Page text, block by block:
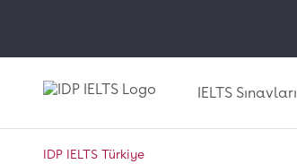
IELTS Sınavları
IDP IELTS Türkiye